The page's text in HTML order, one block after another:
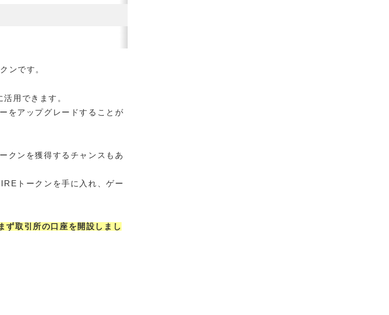
ンです。
用できます。
をアップグレードすることが
クンを獲得するチャンスもあ
トークンを手に入れ、ゲー
取引所の口座を開設しまし